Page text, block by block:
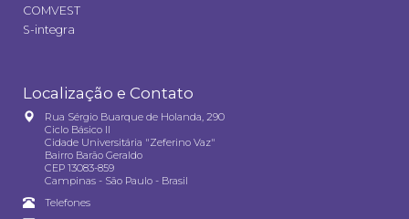
COMVEST
S-integra
Localização e Contato
Rua Sérgio Buarque de Holanda, 290
Ciclo Básico II
Cidade Universitária "Zeferino Vaz"
Bairro Barão Geraldo
CEP 13083-859
Campinas - São Paulo - Brasil
Telefones